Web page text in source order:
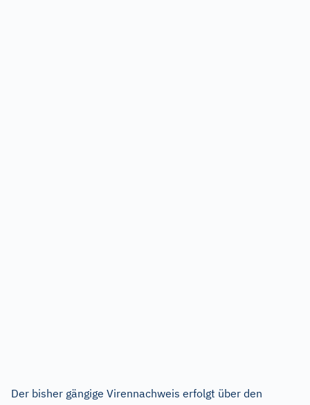
Der bisher gängige Virennachweis erfolgt über den